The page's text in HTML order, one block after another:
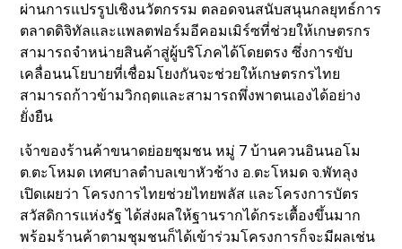
ผ่านการแปรรูปเชิงนวัตกรรม ตลอดจนสนับสนุนกลยุทธ์การ
ตลาดดิจิทัลและแพลตฟอร์มอีคอมเมิร์ซที่ช่วยให้เกษตรกร
สามารถจำหน่ายสินค้าสู่ผู้บริโภคได้โดยตรง ซึ่งการขับ
เคลื่อนนโยบายที่เชื่อมโยงกันจะช่วยให้เกษตรกรไทย
สามารถก้าวข้ามวิกฤตและสามารถพึ่งพาตนเองได้อย่าง
ยั่งยืน
เจ้าของร้านค้าขนาดย่อยชุมชน หมู่ 7 บ้านควนอินนอโม
ต.ตะโหมด เทศบาลตำบลเขาหัวช้าง อ.ตะโหมด จ.พัทลุง
เปิดเผยว่า โครงการไทยช่วยไทยพลัส และโครงการบัตร
สวัสดิการแห่งรัฐ ได้ส่งผลให้ฐานรากได้กระเตื้องขึ้นมาก
พร้อมร้านค้าตามชุมชนก็ได้เข้าร่วมโครงการก็จะมีผลเช่น